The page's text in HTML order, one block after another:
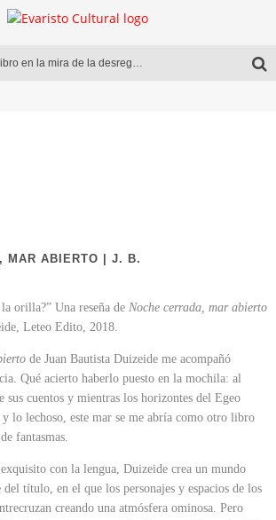
El libro en la mira de la desregulación
MAR ABIERTO | J. B.
orilla?” Una reseña de Noche cerrada, mar abierto
Leteo Edito, 2018.
de Juan Bautista Duizeide me acompañó
Qué acierto haberlo puesto en la mochila: al
sus cuentos y mientras los horizontes del Egeo
lo lechoso, este mar se me abría como otro libro
fantasmas.
con la lengua, Duizeide crea un mundo
título, en el que los personajes y espacios de los
creando una atmósfera ominosa. Pero